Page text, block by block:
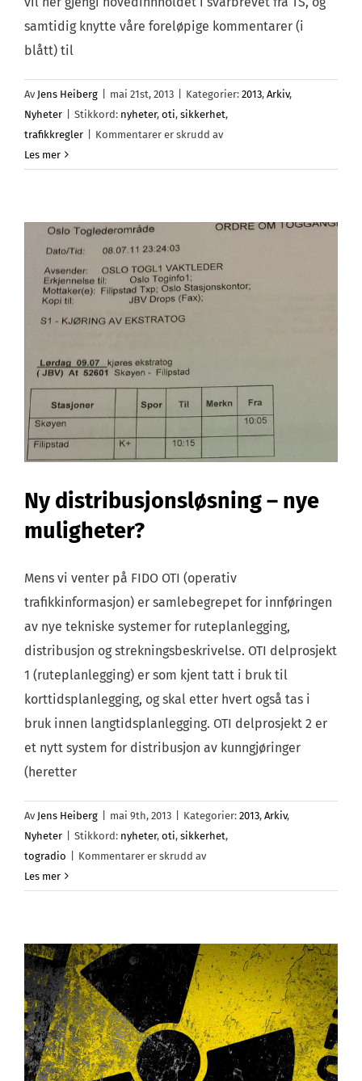
samtidig knytte våre foreløpige kommentarer (i
blått) til
Av Jens Heiberg mai 21st, 2013 Kategorier: 2013, Arkiv,
Nyheter
Stikkord: nyheter, oti, sikkerhet,
trafikkregler
Kommentarer er skrudd avfor
fra
kvalitetssjef
Les mer
Ny distribusjonsløsning – nye
muligheter?
Mens vi venter på FIDO OTI (operativ
trafikkinformasjon) er samlebegrepet for innføringen
av nye tekniske systemer for ruteplanlegging,
distribusjon og strekningsbeskrivelse. OTI delprosjekt
1 (ruteplanlegging) er som kjent tatt i bruk til
korttidsplanlegging, og skal etter hvert også tas i
bruk innen langtidsplanlegging. OTI delprosjekt 2 er
et nytt system for distribusjon av kunngjøringer
(heretter
Av Jens Heiberg mai 9th, 2013 Kategorier: 2013, Arkiv,
Nyheter
Stikkord: nyheter, oti, sikkerhet,
togradio
Kommentarer er skrudd avfor
muligheter?
Les mer